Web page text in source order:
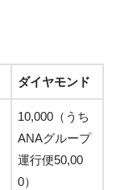
ダイヤモンド
10,000（うち
ANAグループ
運行便50,00
0）